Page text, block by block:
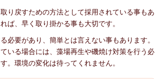
り戻すための方法として採用されている事もあ
ば、早く取り掛かる事も大切です。
必要があり、簡単とは言えない事もあります。
いる場合には、藻場再生や磯焼け対策を行う必
。環境の変化は待ってくれません。